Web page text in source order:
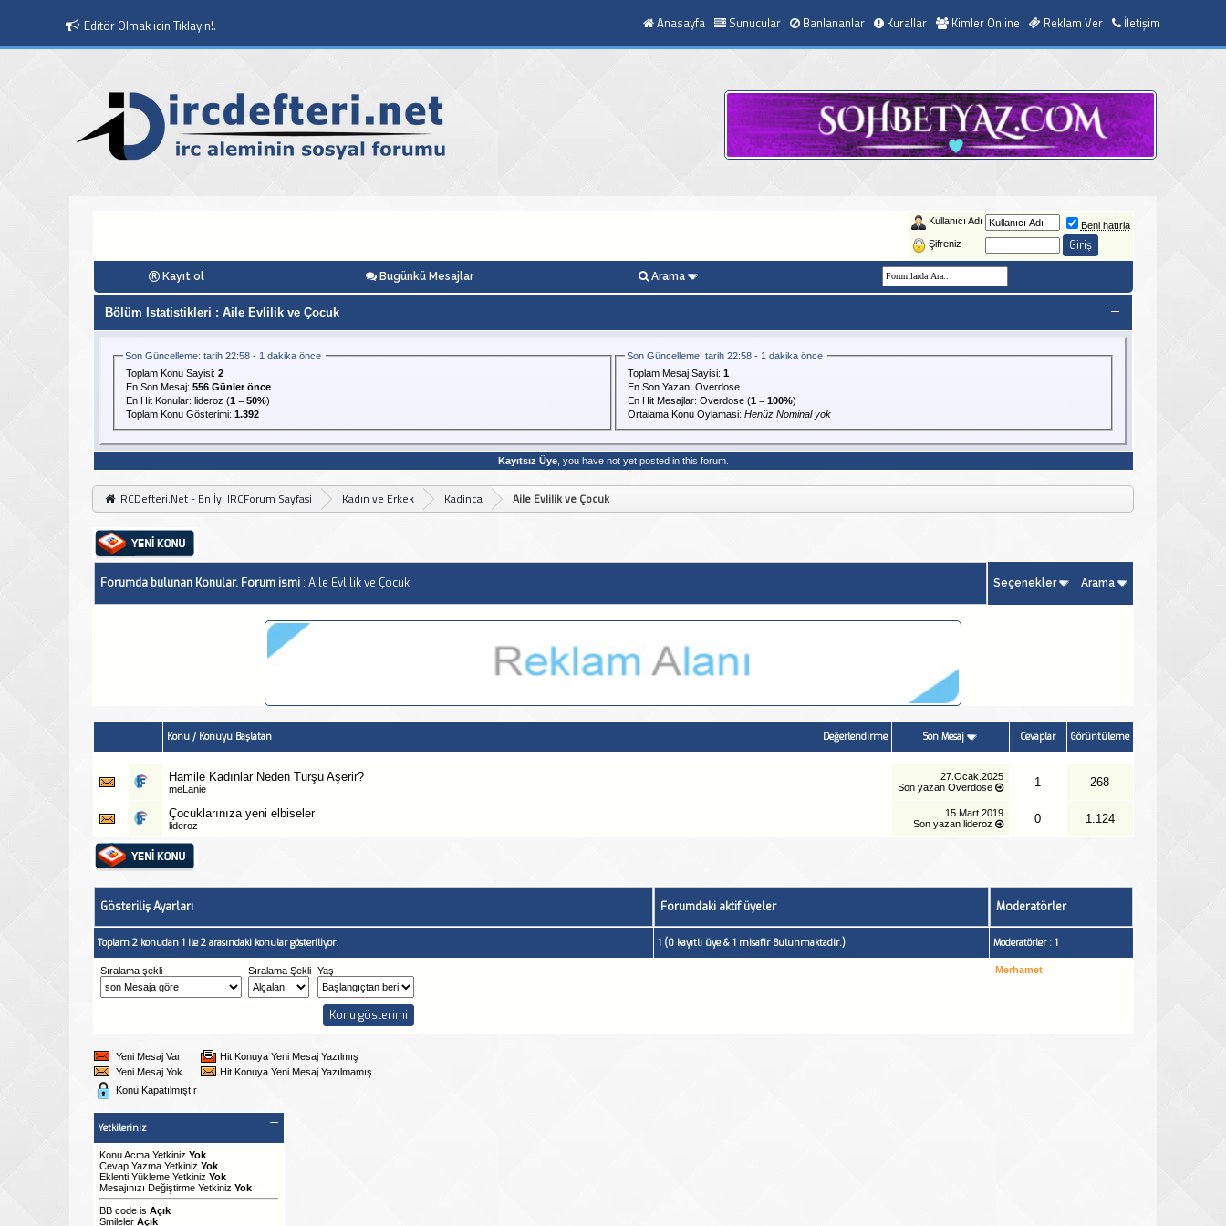
Editör Olmak icin Tıklayın!. Anasayfa Sunucular Banlananlar Kurallar Kimler Online Reklam Ver İletişim
Kullanıcı Adı
Beni hatırla
Şifreniz
Kayıt ol Bugünkü Mesajlar Arama
Bölüm Istatistikleri : Aile Evlilik ve Çocuk
Son Güncelleme: tarih 22:58 - 1 dakika önce
Toplam Konu Sayisi: 2
En Son Mesaj: 556 Günler önce
En Hit Konular: lideroz (1= 50%)
Toplam Konu Gösterimi: 1.392
Son Güncelleme: tarih 22:58 - 1 dakika önce
Toplam Mesaj Sayisi: 1
En Son Yazan: Overdose
En Hit Mesajlar: Overdose(1= 100%)
Ortalama Konu Oylamasi: Henüz Nominal yok
Kayıtsız Üye, you have not yet posted in this forum.
IRCDefteri.Net - En İyi IRCForum Sayfasi Kadın ve Erkek Kadinca Aile Evlilik ve Çocuk
Forumda bulunan Konular, Forum ismi: Aile Evlilik ve Çocuk Seçenekler Arama
Değerlendirme
Konu/ Konuyu Başlatan Son Mesaj Cevaplar Görüntüleme
Hamile Kadınlar Neden Turşu Aşerir?
meLanie
27.Ocak.2025
Son yazan Overdose 1 268
Çocuklarınıza yeni elbiseler
lideroz
15.Mart.2019
Son yazan lideroz 0 1.124
Gösteriliş Ayarları Forumdaki aktif üyeler Moderatörler
Toplam 2 konudan 1 ile 2 arasındaki konular gösteriliyor. 1 (0 kayıtlı üye & 1 misafir Bulunmaktadir.) Moderatörler : 1
Sıralama şekli Sıralama Şekli Yaş Merhamet
Yeni Mesaj Var
Hit Konuya Yeni Mesaj Yazılmış
Yeni Mesaj Yok
Hit Konuya Yeni Mesaj Yazılmamış
Konu Kapatılmıştır
Yetkileriniz
Konu Acma Yetkiniz Yok
Cevap Yazma Yetkiniz Yok
Eklenti Yükleme Yetkiniz Yok
Mesajınızı Değiştirme Yetkiniz Yok
BB codeis Açık
Smileler Açık